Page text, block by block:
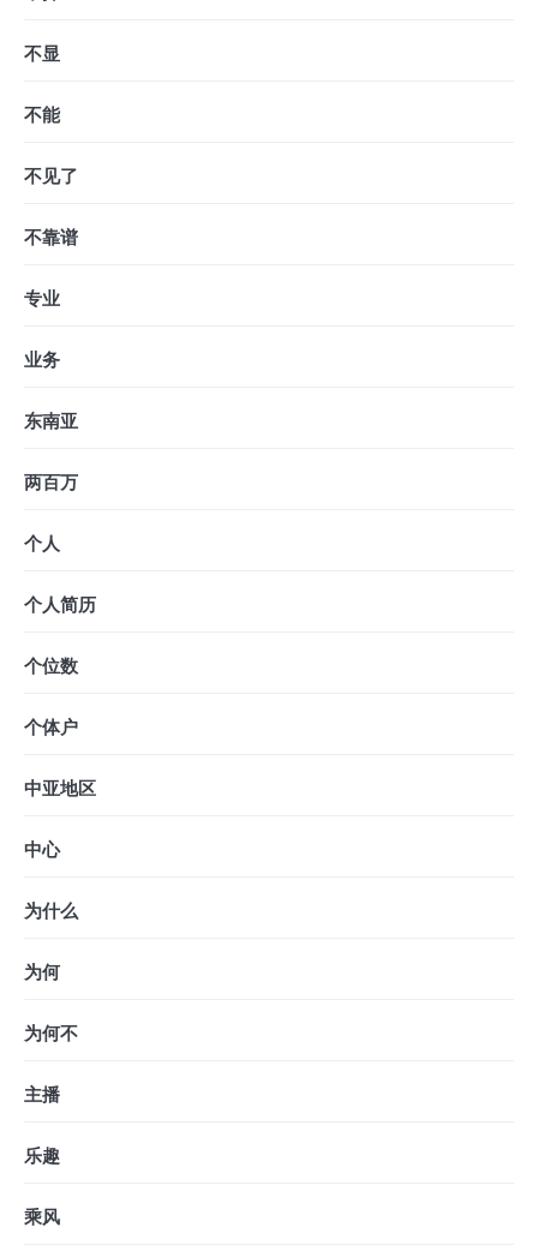
不显
不能
不见了
不靠谱
专业
业务
东南亚
两百万
个人
个人简历
个位数
个体户
中亚地区
中心
为什么
为何
为何不
主播
乐趣
乘风